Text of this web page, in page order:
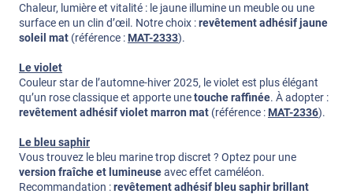
Chaleur, lumière et vitalité : le jaune illumine un meuble ou une
surface en un clin d’œil. Notre choix :revêtement adhésif jaune
soleil mat (référence : MAT-2333).
Le violet
Couleur star de l’automne-hiver 2025, le violet est plus élégant
qu’un rose classique et apporte unetouche raffinée. À adopter :
revêtement adhésif violet marron mat (référence : MAT-2336).
Le bleu saphir
Vous trouvez le bleu marine trop discret ? Optez pour une
version fraîche et lumineuseavec effet caméléon.
Recommandation :revêtement adhésif bleu saphir brillant